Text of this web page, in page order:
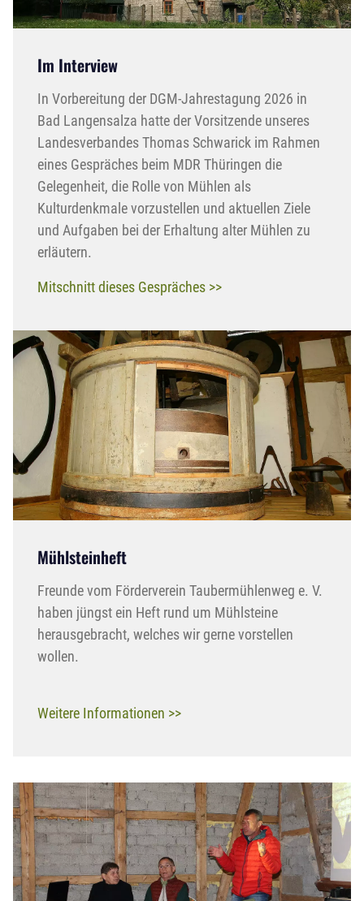
Im Interview
In Vorbereitung der DGM-Jahrestagung 2026 in
Bad Langensalza hatte der Vorsitzende unseres
Landesverbandes Thomas Schwarick im Rahmen
eines Gespräches beim MDR Thüringen die
Gelegenheit, die Rolle von Mühlen als
Kulturdenkmale vorzustellen und aktuellen Ziele
und Aufgaben bei der Erhaltung alter Mühlen zu
erläutern.
Mitschnitt dieses Gespräches >>
Mühlsteinheft
Freunde vom Förderverein Taubermühlenweg e. V.
haben jüngst ein Heft rund um Mühlsteine
herausgebracht, welches wir gerne vorstellen
wollen.
Weitere Informationen >>